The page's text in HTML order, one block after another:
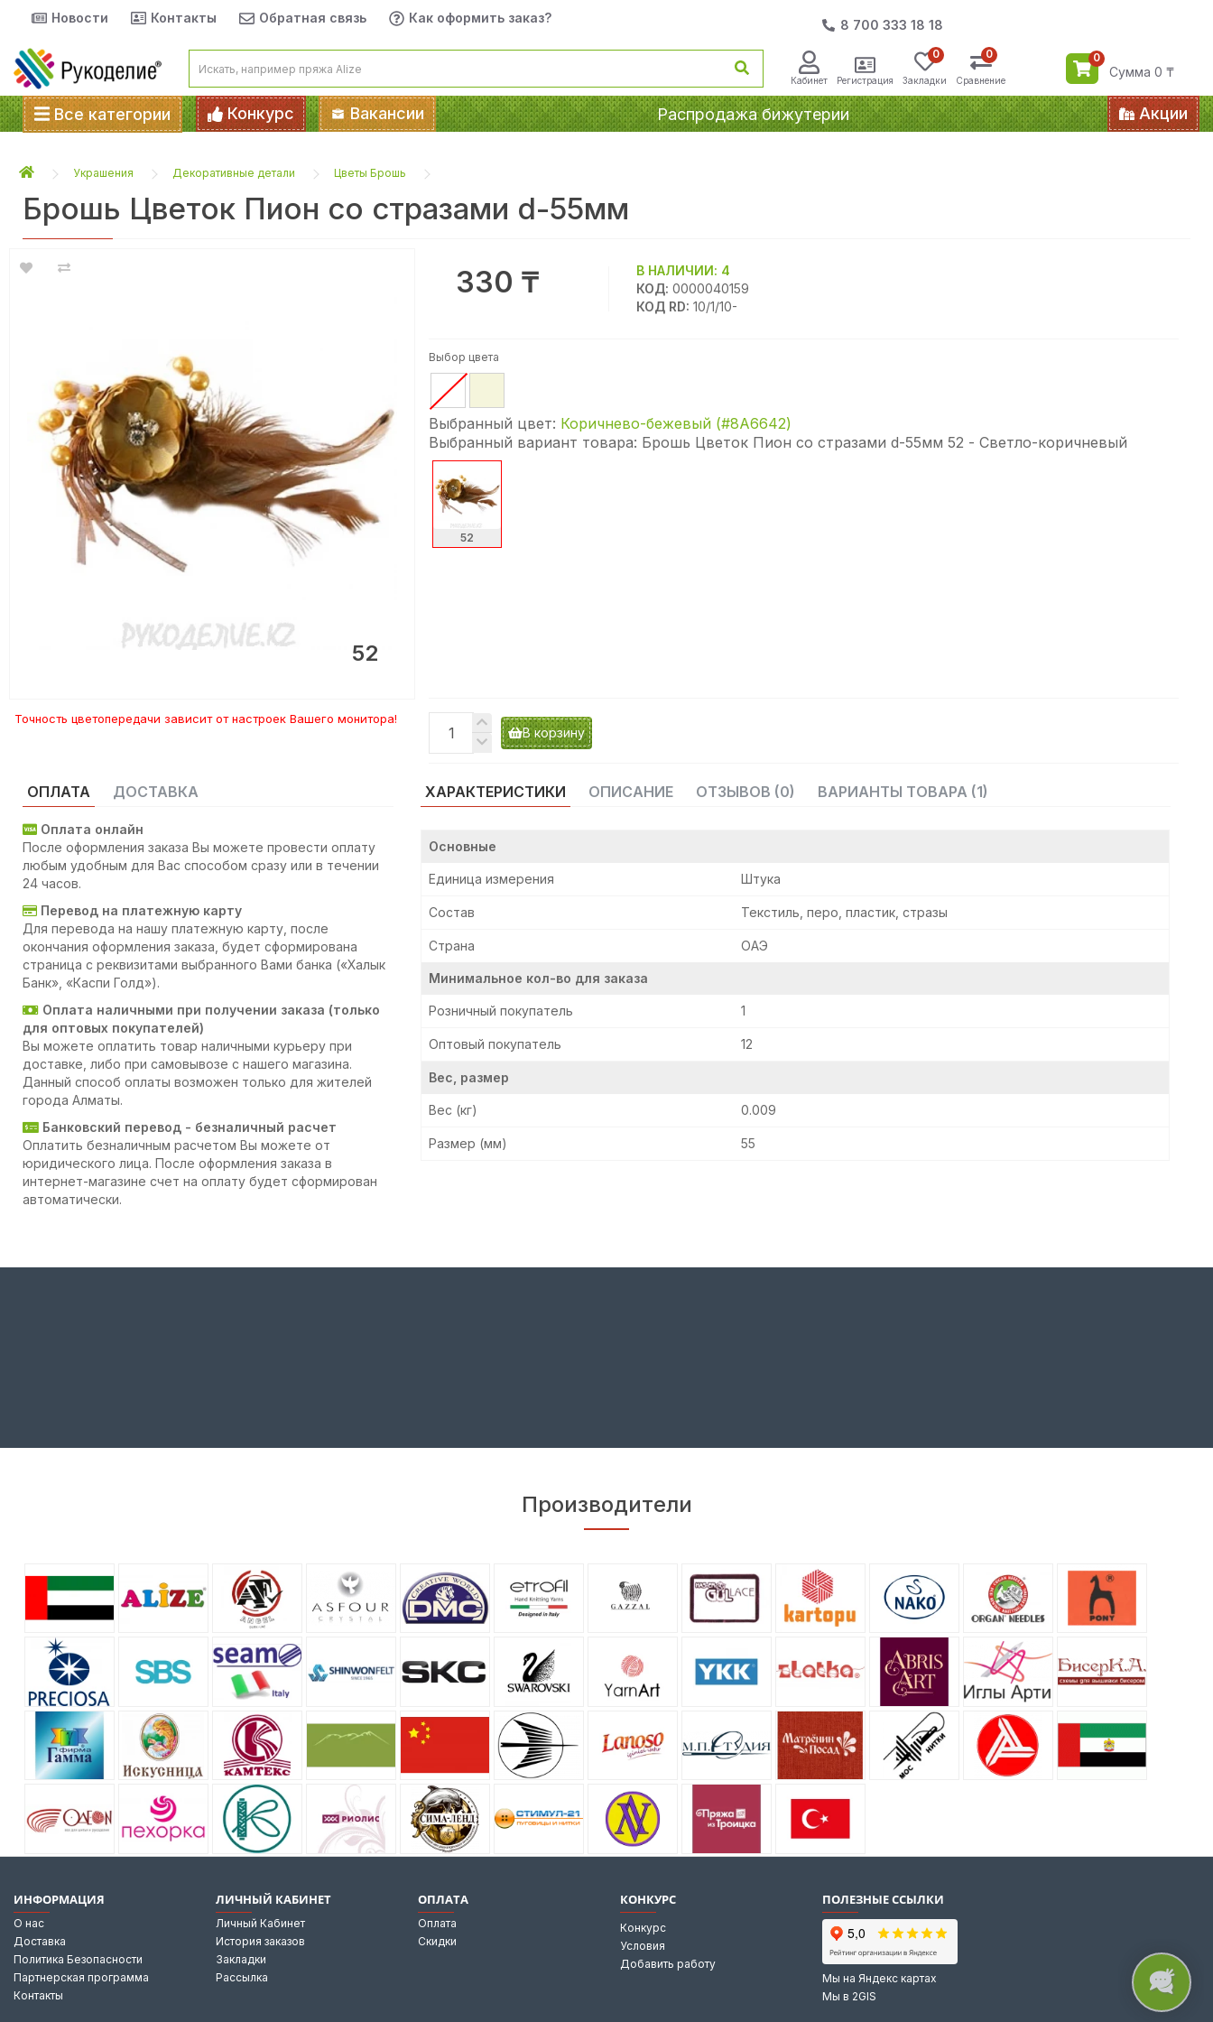
Новости Контакты Обратная связь Как оформить заказ? 8 700 333 18 18
Кабинет Регистрация Закладки
0
Сравнение
0 0
Сумма 0 ₸
Все категории Конкурс Вакансии Распродажа бижутерии Акции
Украшения Декоративные детали Цветы Брошь
Брошь Цветок Пион со стразами d-55мм
52
Точность цветопередачи зависит от настроек Вашего монитора!
ОПЛАТА ДОСТАВКА
Оплата онлайн
После оформления заказа Вы можете провести оплату
любым удобным для Вас способом сразу или в течении
24 часов.
Перевод на платежную карту
Для перевода на нашу платежную карту, после
окончания оформления заказа, будет сформирована
страница с реквизитами выбранного Вами банка («Халык
Банк», «Каспи Голд»).
Оплата наличными при получении заказа (только
для оптовых покупателей)
Вы можете оплатить товар наличными курьеру при
доставке, либо при самовывозе с нашего магазина.
Данный способ оплаты возможен только для жителей
города Алматы.
Банковский перевод - безналичный расчет
Оплатить безналичным расчетом Вы можете от
юридического лица. После оформления заказа в
интернет-магазине счет на оплату будет сформирован
автоматически.
ХАРАКТЕРИСТИКИ ОПИСАНИЕ ОТЗЫВОВ (0) ВАРИАНТЫ ТОВАРА (1)
Основные
Единица измерения Штука
Состав Текстиль, перо, пластик, стразы
Страна ОАЭ
Минимальное кол-во для заказа
Розничный покупатель 1
Оптовый покупатель 12
Вес, размер
Вес (кг) 0.009
Размер (мм) 55
330 ₸ В НАЛИЧИИ: 4
КОД: 0000040159
КОД RD: 10/1/10-
Выбор цвета
Выбранный цвет: Коричнево-бежевый (#8A6642)
Выбранный вариант товара: Брошь Цветок Пион со стразами d-55мм 52 - Светло-коричневый
52
В корзину
Производители
ИНФОРМАЦИЯ
О нас
Доставка
Политика Безопасности
Партнерская программа
Контакты
ЛИЧНЫЙ КАБИНЕТ
Личный Кабинет
История заказов
Закладки
Рассылка
ОПЛАТА
Оплата
Скидки
КОНКУРС
Конкурс
Условия
Добавить работу
ПОЛЕЗНЫЕ ССЫЛКИ
Мы на Яндекс картах
Мы в 2GIS